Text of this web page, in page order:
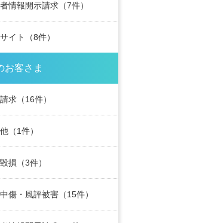
情報開示請求（7件）
イト（8件）
お客さま
求（16件）
（1件）
損（3件）
傷・風評被害（15件）